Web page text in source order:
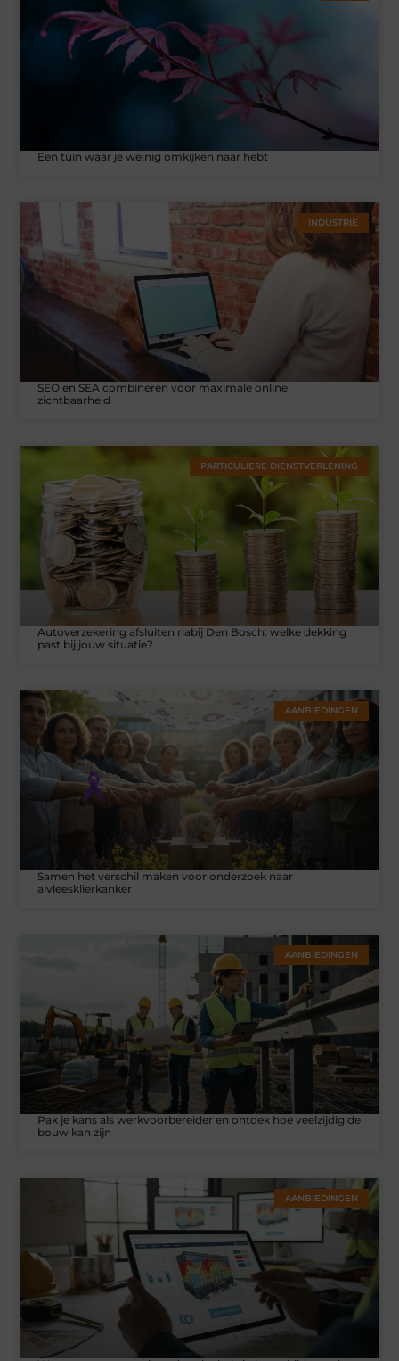
Een tuin waar je weinig omkijken naar hebt
INDUSTRIE
SEO en SEA combineren voor maximale online
zichtbaarheid
PARTICULIERE DIENSTVERLENING
Autoverzekering afsluiten nabij Den Bosch: welke dekking
past bij jouw situatie?
AANBIEDINGEN
Samen het verschil maken voor onderzoek naar
alvleesklierkanker
AANBIEDINGEN
Pak je kans als werkvoorbereider en ontdek hoe veelzijdig de
bouw kan zijn
AANBIEDINGEN